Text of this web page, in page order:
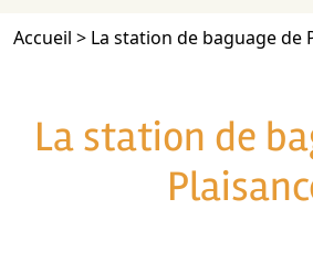
Accueil > La station de baguage de
La station de